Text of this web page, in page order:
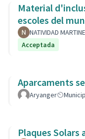
Material
escoles del
NATIVIDAD
Acceptada
Aparcaments
Aryanger
Plaques Solars